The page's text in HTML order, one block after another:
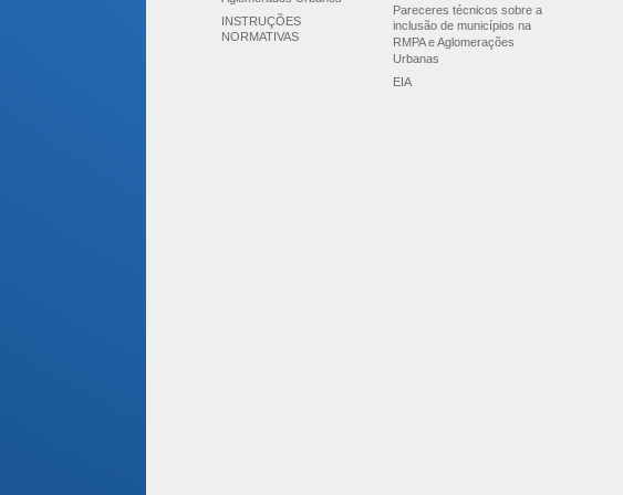
INSTRUÇÕES
NORMATIVAS
Pareceres técnicos sobre a
inclusão de municípios na
RMPA e Aglomerações
Urbanas
EIA